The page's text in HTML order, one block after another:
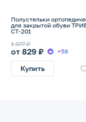
Полустельки
для закрытой обуви
СТ-201
от 829 ₽
1 077 ₽
+58
Купить